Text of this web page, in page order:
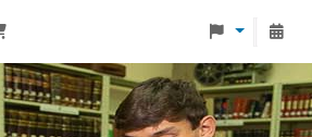
Monteávila